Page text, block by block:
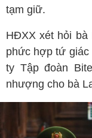
tạm giữ.
HĐXX xét hỏi bà
phức hợp tứ giác
ty Tập đoàn
nhượng cho bà